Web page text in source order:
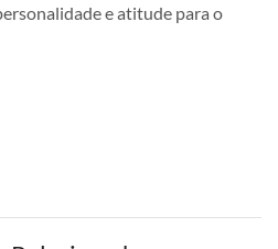
e atitude para o